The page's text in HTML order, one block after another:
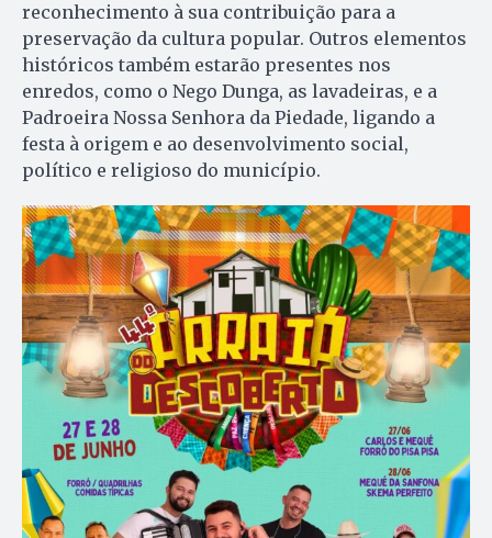
reconhecimento à sua contribuição para a
preservação da cultura popular. Outros elementos
históricos também estarão presentes nos
enredos, como o Nego Dunga, as lavadeiras, e a
Padroeira Nossa Senhora da Piedade, ligando a
festa à origem e ao desenvolvimento social,
político e religioso do município.